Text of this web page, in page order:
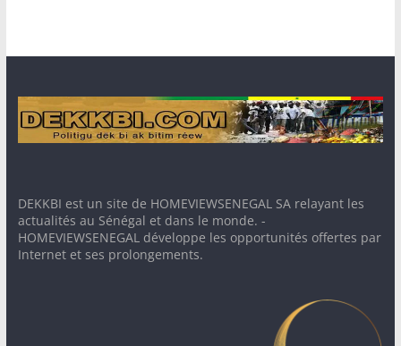
DEKKBI est un site de HOMEVIEWSENEGAL SA relayant les
actualités au Sénégal et dans le monde. -
HOMEVIEWSENEGAL développe les opportunités offertes par
Internet et ses prolongements.